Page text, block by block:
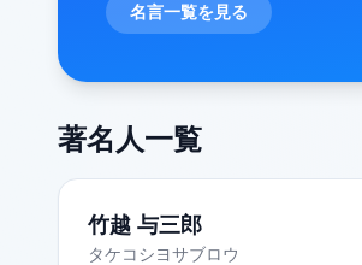
名言一覧を見る
著名人一覧
竹越 与三郎
タケコシヨサブロウ